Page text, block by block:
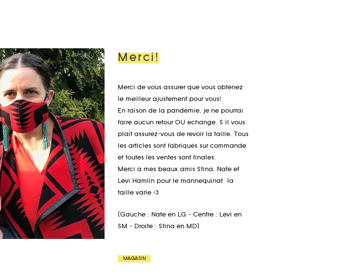
Merci!
Merci de vous assurer que vous obtenez
le meilleur ajustement pour vous!
En raison de la pandémie, je ne pourrai
faire aucun retour OU échange. S'il vous
plaît assurez-vous de revoir la taille. Tous
les articles sont fabriqués sur commande
et toutes les ventes sont finales.
Merci à mes beaux amis Stina, Nate et
Levi Hamlin pour le mannequinat
la
taille varie <3
(Gauche : Nate en LG - Centre : Levi en
SM - Droite : Stina en MD)
MAGASIN